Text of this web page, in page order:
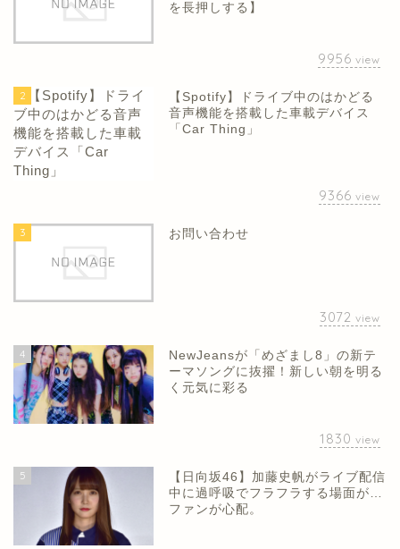
を長押しする】
9956 view
2
【Spotify】ドライブ中のはかどる
音声機能を搭載した車載デバイス
「Car Thing」
9366 view
3 お問い合わせ
3072 view
4
NewJeansが「めざまし8」の新テ
ーマソングに抜擢！新しい朝を明る
く元気に彩る
1830 view
5
【日向坂46】加藤史帆がライブ配信
中に過呼吸でフラフラする場面が…
ファンが心配。